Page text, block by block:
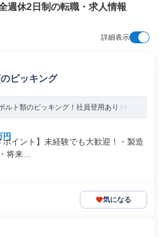
週休2日制の転職・求人情報
詳細表示
ピッキング
ルト類のピッキング！社員登用あり
円
イント】未経験でも大歓迎！・製造
将来...
気になる